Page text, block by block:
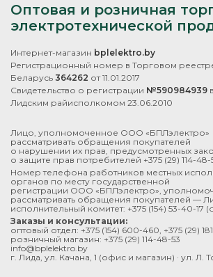
Оптовая и розничная
электротехнической
Интернет-магазин bplelektro.by
Регистрационный номер в Торговом
Беларусь 364262 от 11.01.2017
Свидетельство о регистрации №590984939
Лидским райисполкомом 23.06.2010
Лицо, уполномоченное ООО «БПЛэлектро»
рассматривать обращения покупателей
о нарушении их прав, предусмотренных
о защите прав потребителей +375 (29) 114-48-
Номер телефона работников местных
органов по месту государственной
регистрации ООО «БПЛэлектро»,
рассматривать обращения покупателей —
исполнительный комитет: +375 (154) 53-40-17
Заказы и консультации:
оптовый отдел: +375 (154) 600-460 +375 (29)
розничный магазин: +375 (29) 114-48-53
info@bplelektro.by
г. Лида, ул. Качана, 1 (офис и магазин) · ул. Л.